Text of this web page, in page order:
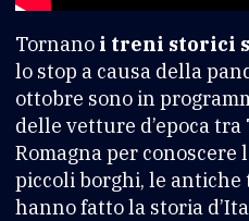
Tornano i treni storici
lo stop a causa della
ottobre sono in
delle vetture d’epoca tra
Romagna per conoscere
piccoli borghi, le
hanno fatto la storia